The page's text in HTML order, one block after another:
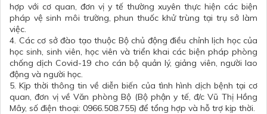
hợp với cơ quan, đơn vị y tế thường xuyên thực hiện các biện
pháp vệ sinh môi trường, phun thuốc khử trùng tại trụ sở làm
việc.
4. Các cơ sở đào tạo thuộc Bộ chủ động điều chỉnh lịch học của
học sinh, sinh viên, học viên và triển khai các biện pháp phòng
chống dịch Covid-19 cho cán bộ quản lý, giảng viên, người lao
động và người học.
5. Kịp thời thông tin về diễn biến của tình hình dịch bệnh tại cơ
quan, đơn vị về Văn phòng Bộ (Bộ phận y tế, đ/c Vũ Thị Hồng
Mây, số điện thoại: 0966.508.755) để tổng hợp và hỗ trợ kịp thời.